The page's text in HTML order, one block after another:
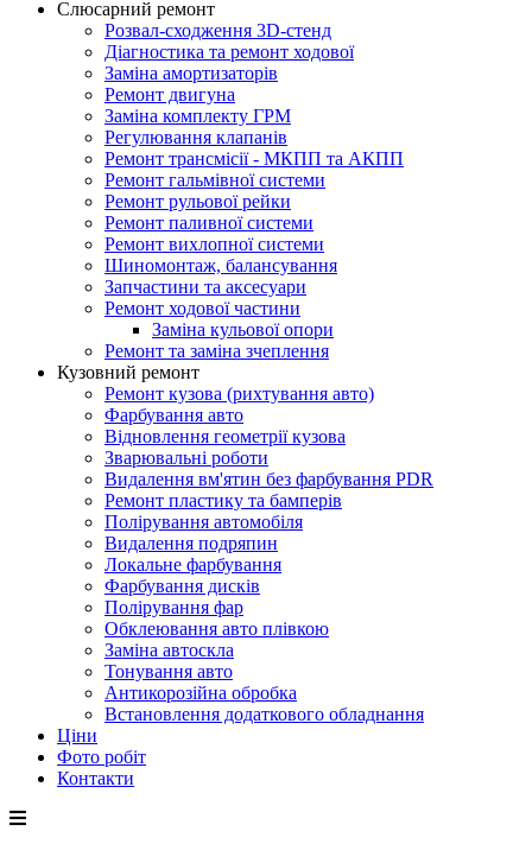
Слюсарний ремонт
Розвал-сходження 3D-стенд
Діагностика та ремонт ходової
Заміна амортизаторів
Ремонт двигуна
Заміна комплекту ГРМ
Регулювання клапанів
Ремонт трансмісії - МКПП та АКПП
Ремонт гальмівної системи
Ремонт рульової рейки
Ремонт паливної системи
Ремонт вихлопної системи
Шиномонтаж, балансування
Запчастини та аксесуари
Ремонт ходової частини
Заміна кульової опори
Ремонт та заміна зчеплення
Кузовний ремонт
Ремонт кузова (рихтування авто)
Фарбування авто
Відновлення геометрії кузова
Зварювальні роботи
Видалення вм'ятин без фарбування PDR
Ремонт пластику та бамперів
Полірування автомобіля
Видалення подряпин
Локальне фарбування
Фарбування дисків
Полірування фар
Обклеювання авто плівкою
Заміна автоскла
Тонування авто
Антикорозійна обробка
Встановлення додаткового обладнання
Ціни
Фото робіт
Контакти